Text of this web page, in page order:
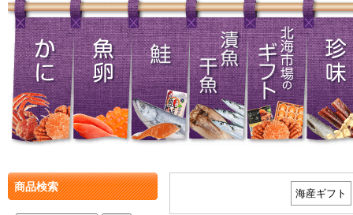
海産ギフト
商品検索